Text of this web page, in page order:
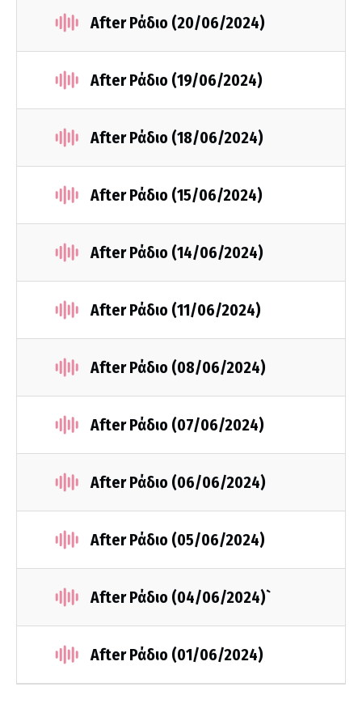
After Ράδιο (20/06/2024)
After Ράδιο (19/06/2024)
After Ράδιο (18/06/2024)
After Ράδιο (15/06/2024)
After Ράδιο (14/06/2024)
After Ράδιο (11/06/2024)
After Ράδιο (08/06/2024)
After Ράδιο (07/06/2024)
After Ράδιο (06/06/2024)
After Ράδιο (05/06/2024)
After Ράδιο (04/06/2024)`
After Ράδιο (01/06/2024)